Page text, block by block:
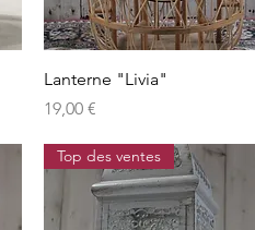
Aperçu rapide
Lanterne "Livia"
Prix
19,00 €
Top des ventes